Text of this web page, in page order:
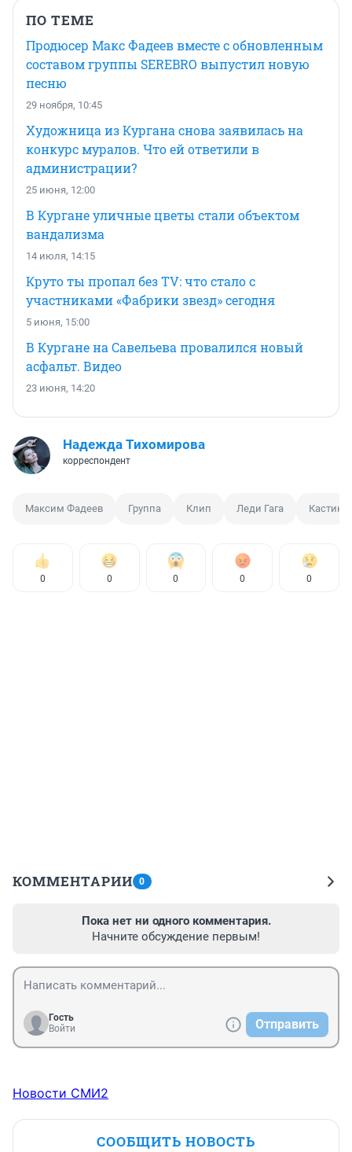
ПО ТЕМЕ
Продюсер Макс Фадеев вместе с обновленным
составом группы SEREBRO выпустил новую
песню
29 ноября, 10:45
Художница из Кургана снова заявилась на
конкурс муралов. Что ей ответили в
администрации?
25 июня, 12:00
В Кургане уличные цветы стали объектом
вандализма
14 июля, 14:15
Круто ты пропал без TV: что стало с
участниками «Фабрики звезд» сегодня
5 июня, 15:00
В Кургане на Савельева провалился новый
асфальт. Видео
23 июня, 14:20
Надежда Тихомирова
корреспондент
Максим Фадеев Группа Клип Леди Гага Кастинг
0 0 0 0 0
КОММЕНТАРИИ 0
Пока нет ни одного комментария.
Начните обсуждение первым!
Гость
Войти
Отправить
Новости СМИ2
СООБЩИТЬ НОВОСТЬ